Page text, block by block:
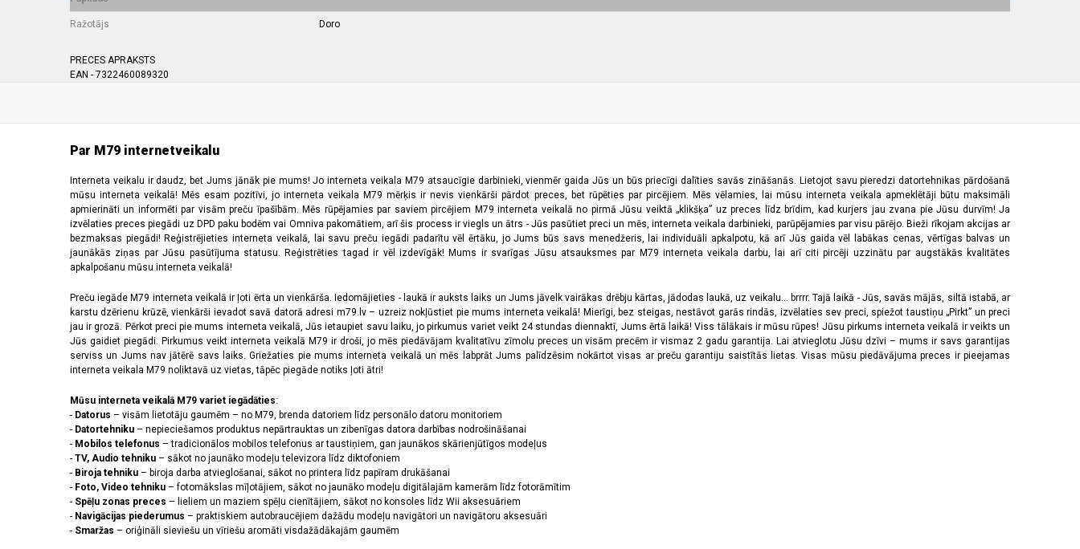
Ražotājs Doro
PRECES APRAKSTS
EAN - 7322460089320
Par M79 internetveikalu
Interneta veikalu ir daudz, bet Jums jānāk pie mums! Jo interneta veikala M79 atsaucīgie darbinieki, vienmēr gaida Jūs un būs priecīgi dalīties savās zināšanās. Lietojot savu pieredzi datortehnikas pārdošanā
mūsu interneta veikalā! Mēs esam pozitīvi, jo interneta veikala M79 mērķis ir nevis vienkārši pārdot preces, bet rūpēties par pircējiem. Mēs vēlamies, lai mūsu interneta veikala apmeklētāji būtu maksimāli
apmierināti un informēti par visām preču īpašībām. Mēs rūpējamies par saviem pircējiem M79 interneta veikalā no pirmā Jūsu veiktā „klikšķa” uz preces līdz brīdim, kad kurjers jau zvana pie Jūsu durvīm! Ja
izvēlaties preces piegādi uz DPD paku bodēm vai Omniva pakomātiem, arī šis process ir viegls un ātrs - Jūs pasūtiet preci un mēs, interneta veikala darbinieki, parūpējamies par visu pārējo. Bieži rīkojam akcijas ar
bezmaksas piegādi! Reģistrējieties interneta veikalā, lai savu preču iegādi padarītu vēl ērtāku, jo Jums būs savs menedžeris, lai individuāli apkalpotu, kā arī Jūs gaida vēl labākas cenas, vērtīgas balvas un
jaunākās ziņas par Jūsu pasūtījuma statusu. Reģistrēties tagad ir vēl izdevīgāk! Mums ir svarīgas Jūsu atsauksmes par M79 interneta veikala darbu, lai arī citi pircēji uzzinātu par augstākās kvalitātes
apkalpošanu mūsu interneta veikalā!
Preču iegāde M79 interneta veikalā ir ļoti ērta un vienkārša. Iedomājieties - laukā ir auksts laiks un Jums jāvelk vairākas drēbju kārtas, jādodas laukā, uz veikalu... brrrr. Tajā laikā - Jūs, savās mājās, siltā istabā, ar
karstu dzērienu krūzē, vienkārši ievadot savā datorā adresi m79.lv – uzreiz nokļūstiet pie mums interneta veikalā! Mierīgi, bez steigas, nestāvot garās rindās, izvēlaties sev preci, spiežot taustiņu „Pirkt” un preci
jau ir grozā. Pērkot preci pie mums interneta veikalā, Jūs ietaupiet savu laiku, jo pirkumus variet veikt 24 stundas diennaktī, Jums ērtā laikā! Viss tālākais ir mūsu rūpes! Jūsu pirkums interneta veikalā ir veikts un
Jūs gaidiet piegādi. Pirkumus veikt interneta veikalā M79 ir droši, jo mēs piedāvājam kvalitatīvu zīmolu preces un visām precēm ir vismaz 2 gadu garantija. Lai atvieglotu Jūsu dzīvi – mums ir savs garantijas
serviss un Jums nav jātērē savs laiks. Griežaties pie mums interneta veikalā un mēs labprāt Jums palīdzēsim nokārtot visas ar preču garantiju saistītās lietas. Visas mūsu piedāvājuma preces ir pieejamas
interneta veikala M79 noliktavā uz vietas, tāpēc piegāde notiks ļoti ātri!
Mūsu interneta veikalā M79 variet iegādāties:
- Datorus – visām lietotāju gaumēm – no M79, brenda datoriem līdz personālo datoru monitoriem
- Datortehniku – nepieciešamos produktus nepārtrauktas un zibenīgas datora darbības nodrošināšanai
- Mobilos telefonus – tradicionālos mobilos telefonus ar taustiņiem, gan jaunākos skārienjūtīgos modeļus
- TV, Audio tehniku – sākot no jaunāko modeļu televizora līdz diktofoniem
- Biroja tehniku – biroja darba atvieglošanai, sākot no printera līdz papīram drukāšanai
- Foto, Video tehniku – fotomākslas mīļotājiem, sākot no jaunāko modeļu digitālajām kamerām līdz fotorāmītim
- Spēļu zonas preces – lieliem un maziem spēļu cienītājiem, sākot no konsoles līdz Wii aksesuāriem
- Navigācijas piederumus – praktiskiem autobraucējiem dažādu modeļu navigātori un navigātoru aksesuāri
- Smaržas – oriģināli sieviešu un vīriešu aromāti visdažādākajām gaumēm